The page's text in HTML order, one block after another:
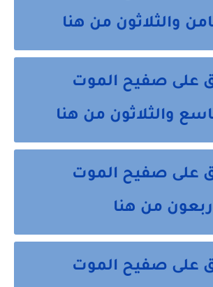
والثلاثون من هنا
على صفيح الموت
والثلاثون من هنا
على صفيح الموت
من هنا
على صفيح الموت